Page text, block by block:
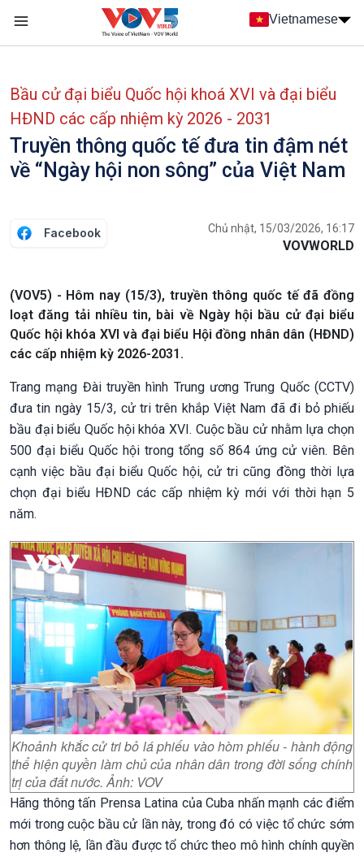
Nhảy đến nội dung
Vietnamese
Bầu cử đại biểu Quốc hội khoá XVI và đại biểu
HĐND các cấp nhiệm kỳ 2026 - 2031
Truyền thông quốc tế đưa tin đậm nét
về “Ngày hội non sông” của Việt Nam
Facebook Chủ nhật, 15/03/2026, 16:17
VOVWORLD
(VOV5) - Hôm nay (15/3), truyền thông quốc tế đã đồng
loạt đăng tải nhiều tin, bài về Ngày hội bầu cử đại biểu
Quốc hội khóa XVI và đại biểu Hội đồng nhân dân (HĐND)
các cấp nhiệm kỳ 2026-2031.
Trang mạng Đài truyền hình Trung ương Trung Quốc (CCTV)
đưa tin ngày 15/3, cử tri trên khắp Việt Nam đã đi bỏ phiếu
bầu đại biểu Quốc hội khóa XVI. Cuộc bầu cử nhằm lựa chọn
500 đại biểu Quốc hội trong tổng số 864 ứng cử viên. Bên
cạnh việc bầu đại biểu Quốc hội, cử tri cũng đồng thời lựa
chọn đại biểu HĐND các cấp nhiệm kỳ mới với thời hạn 5
năm.
Khoảnh khắc cử tri bỏ lá phiếu vào hòm phiếu - hành động
thể hiện quyền làm chủ của nhân dân trong đời sống chính
trị của đất nước. Ảnh: VOV
Hãng thông tấn Prensa Latina của Cuba nhấn mạnh các điểm
mới trong cuộc bầu cử lần này, trong đó có việc tổ chức sớm
hơn thông lệ, lần đầu được tổ chức theo mô hình chính quyền